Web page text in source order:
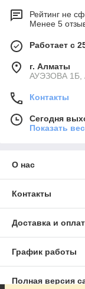
Рейтинг не
Менее 5
Работает с
г. Алматы
АУЭЗОВА 1Б,
Контакты
Сегодня
Показать
О нас
Контакты
Доставка и
График работы
Полная версия